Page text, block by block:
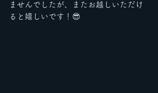
ませんでしたが、またお越しいただけ
ると嬉しいです！😎